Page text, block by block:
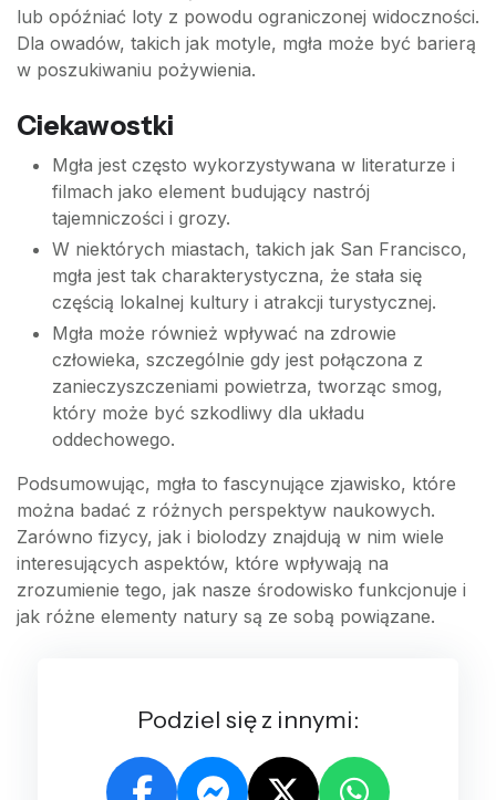
lub opóźniać loty z powodu ograniczonej widoczności.
Dla owadów, takich jak motyle, mgła może być barierą
w poszukiwaniu pożywienia.
Ciekawostki
Mgła jest często wykorzystywana w literaturze i
filmach jako element budujący nastrój
tajemniczości i grozy.
W niektórych miastach, takich jak San Francisco,
mgła jest tak charakterystyczna, że stała się
częścią lokalnej kultury i atrakcji turystycznej.
Mgła może również wpływać na zdrowie
człowieka, szczególnie gdy jest połączona z
zanieczyszczeniami powietrza, tworząc smog,
który może być szkodliwy dla układu
oddechowego.
Podsumowując, mgła to fascynujące zjawisko, które
można badać z różnych perspektyw naukowych.
Zarówno fizycy, jak i biolodzy znajdują w nim wiele
interesujących aspektów, które wpływają na
zrozumienie tego, jak nasze środowisko funkcjonuje i
jak różne elementy natury są ze sobą powiązane.
Podziel się z innymi: